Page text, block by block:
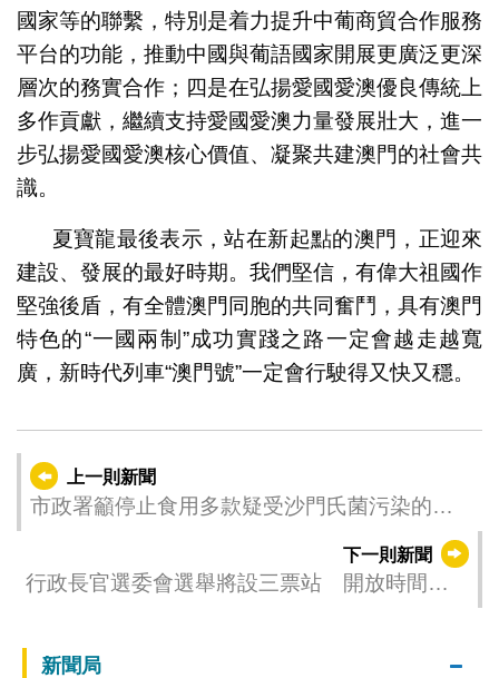
國家等的聯繫，特別是着力提升中葡商貿合作服務
平台的功能，推動中國與葡語國家開展更廣泛更深
層次的務實合作；四是在弘揚愛國愛澳優良傳統上
多作貢獻，繼續支持愛國愛澳力量發展壯大，進一
步弘揚愛國愛澳核心價值、凝聚共建澳門的社會共
識。
夏寶龍最後表示，站在新起點的澳門，正迎來
建設、發展的最好時期。我們堅信，有偉大祖國作
堅強後盾，有全體澳門同胞的共同奮鬥，具有澳門
特色的“一國兩制”成功實踐之路一定會越走越寬
廣，新時代列車“澳門號”一定會行駛得又快又穩。
上一則新聞
市政署籲停止食用多款疑受沙門氏菌污染的
下一則新聞
行政長官選委會選舉將設三票站 開放時間與
新聞局